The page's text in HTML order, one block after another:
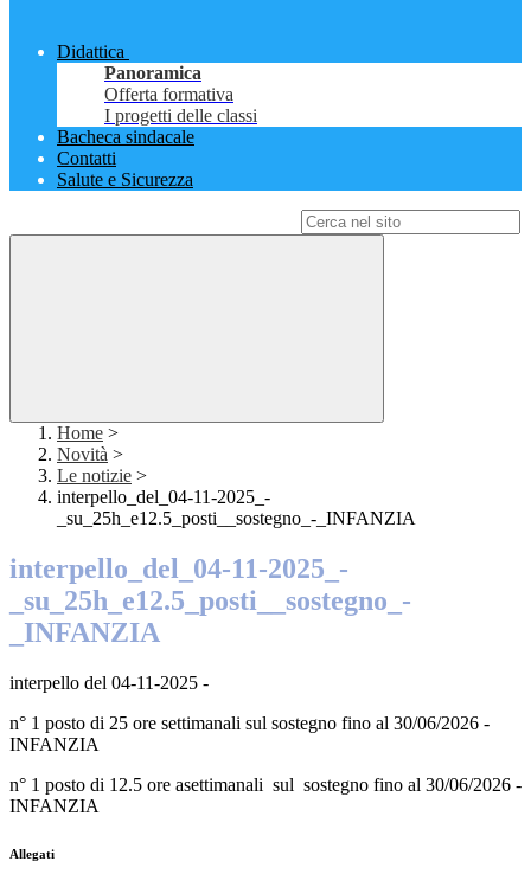
Didattica
Panoramica
Offerta formativa
I progetti delle classi
Bacheca sindacale
Contatti
Salute e Sicurezza
Home >
Novità >
Le notizie >
interpello_del_04-11-2025_-
_su_25h_e12.5_posti__sostegno_-_INFANZIA
interpello_del_04-11-2025_-
_su_25h_e12.5_posti__sostegno_-
_INFANZIA
interpello del 04-11-2025 -
n° 1 posto di 25 ore settimanali sul sostegno fino al 30/06/2026 -
INFANZIA
n° 1 posto di 12.5 ore asettimanali sul sostegno fino al 30/06/2026 -
INFANZIA
Allegati